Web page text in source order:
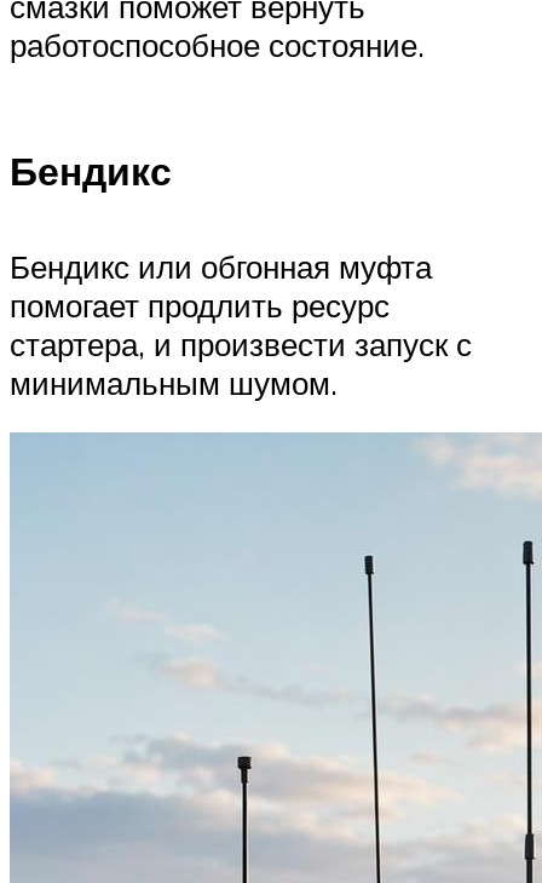
работоспособное состояние.
Бендикс
Бендикс или обгонная муфта
помогает продлить ресурс
стартера, и произвести запуск с
минимальным шумом.